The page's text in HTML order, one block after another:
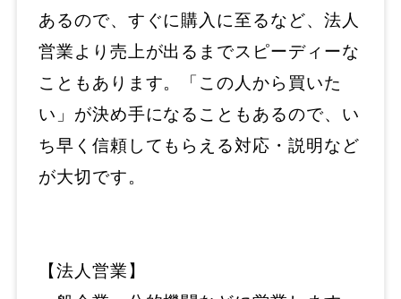
あるので、すぐに購入に至るなど、法人
営業より売上が出るまでスピーディーな
こともあります。「この人から買いた
い」が決め手になることもあるので、い
ち早く信頼してもらえる対応・説明など
が大切です。
【法人営業】